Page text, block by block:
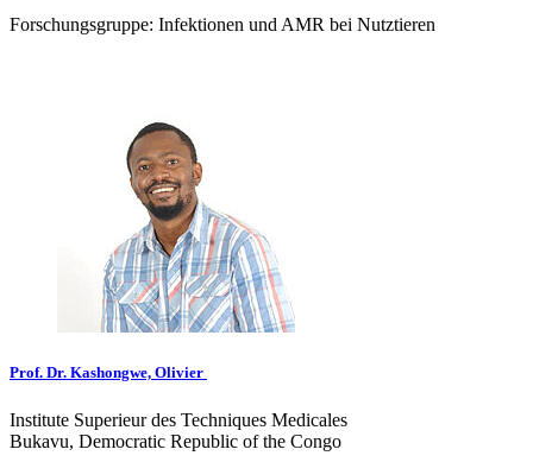
Forschungsgruppe: Infektionen und AMR bei Nutztieren
Prof. Dr. Kashongwe, Olivier
Institute Superieur des Techniques Medicales
Bukavu, Democratic Republic of the Congo